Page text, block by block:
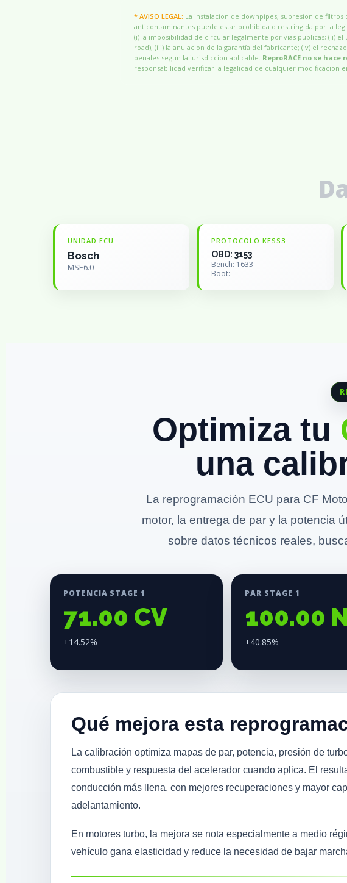
* AVISO LEGAL: La instalacion de downpipes, supresion de filtros
anticontaminantes puede estar prohibida o restringida por la
(i) la imposibilidad de circular legalmente por vias publicas; (ii)
road); (iii) la anulacion de la garantía del fabricante; (iv) el
penales segun la jurisdiccion aplicable. ReproRACE no se
responsabilidad verificar la legalidad de cualquier modificacion
UNIDAD ECU
Bosch
MSE6.0
PROTOCOLO KESS3
OBD: 3153
Bench: 1633
Boot:
Optimiza tu
una
La reprogramación ECU para CF
motor, la entrega de par y la potencia
sobre datos técnicos reales,
POTENCIA STAGE 1
71.00 CV
+14.52%
PAR STAGE 1
100.00
+40.85%
Qué mejora esta
La calibración optimiza mapas de par, potencia, presión de
combustible y respuesta del acelerador cuando aplica. El
conducción más llena, con mejores recuperaciones y mayor
adelantamiento.
En motores turbo, la mejora se nota especialmente a medio
vehículo gana elasticidad y reduce la necesidad de bajar